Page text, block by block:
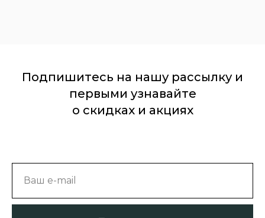
Подпишитесь на нашу рассылку и
первыми узнавайте
о скидках и акциях
Ваш e-mail